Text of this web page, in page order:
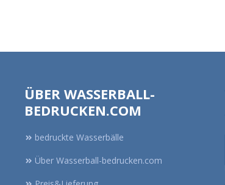
ÜBER WASSERBALL-
BEDRUCKEN.COM
bedruckte Wasserbälle
Über Wasserball-bedrucken.com